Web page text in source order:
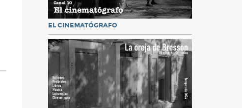
EL CINEMATÓGRAFO